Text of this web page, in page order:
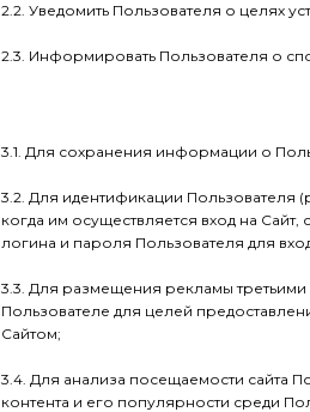
2.2. Уведомить Пользователя о целях
2.3. Информировать Пользователя о
3.1. Для сохранения информации о
3.2. Для идентификации Пользователя
когда им осуществляется вход на
логина и пароля Пользователя для
3.3. Для размещения рекламы
Пользователе для целей
Сайтом;
3.4. Для анализа посещаемости сайта
контента и его популярности среди